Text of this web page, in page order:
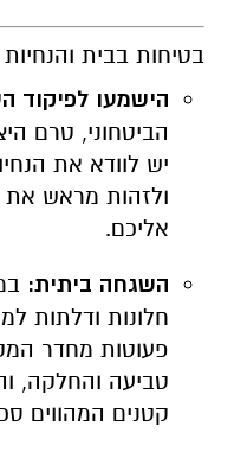
בטיחות בבית והנחיות
הישמעו לפיקוד
הביטחוני, טרם
יש לוודא את
ולזהות מראש את
אליכם.
השגחה ביתית:
חלונות ודלתות
פעוטות מחדר
טביעה והחלקה,
קטנים המהווים